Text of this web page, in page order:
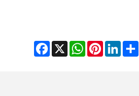
Facebook X
WhatsAppPinterestLinkedInShare